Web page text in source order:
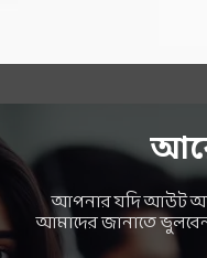
আপনার যদি আউট
আমাদের জানাতে